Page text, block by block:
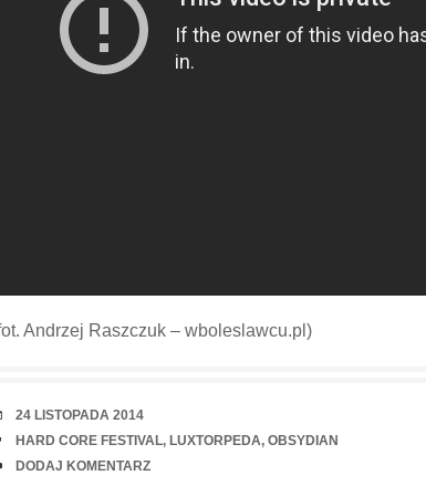
Andrzej Raszczuk – wboleslawcu.pl)
RANDKA
24 LISTOPADA 2014
TAGI
HARD CORE FESTIVAL, LUXTORPEDA, OBSYDIAN
UWAGI
DODAJ KOMENTARZ